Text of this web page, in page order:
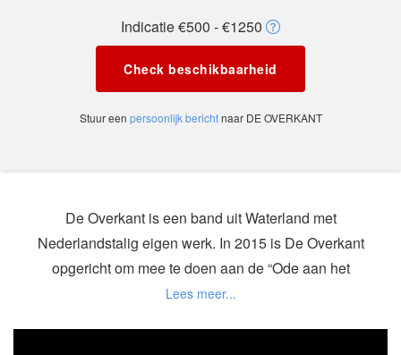
Indicatie €500 - €1250
Check beschikbaarheid
Stuur een persoonlijk berichtnaar DE OVERKANT
De Overkant is een band uit Waterland met
Nederlandstalig eigen werk. In 2015 is De Overkant
opgericht om mee te doen aan de “Ode aan het
water”, een reeks van activiteiten om de watersnood